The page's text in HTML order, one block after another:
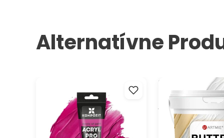
Alternatívne
Kompozit 75 ml
3D reliéfna pasta
modelovanie
jemná